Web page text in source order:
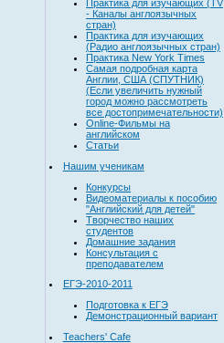
Практика для изучающих (TV
- Каналы англоязычных
стран)
Практика для изучающих
(Радио англоязычных стран)
Практика New York Times
Самая подробная карта
Англии, США (СПУТНИК)
(Если увеличить нужный
город можно рассмотреть
все достопримечательности)
Online-Фильмы на
английском
Статьи
Нашим ученикам
Конкурсы
Видеоматериалы к пособию
"Английский для детей"
Творчество наших
студентов
Домашние задания
Консультация с
преподавателем
ЕГЭ-2010-2011
Подготовка к ЕГЭ
Демонстрационный вариант
Teachers' Cafe